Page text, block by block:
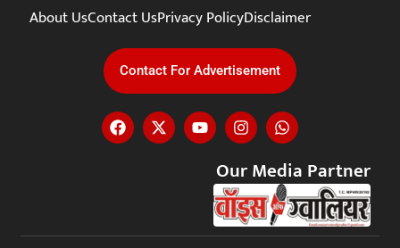
About UsContact UsPrivacy PolicyDisclaimer
Contact For Advertisement
Our Media Partner